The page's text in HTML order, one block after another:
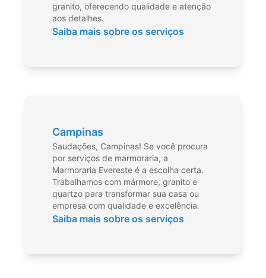
granito, oferecendo qualidade e atenção
aos detalhes.
Saiba mais sobre os serviços
Campinas
Saudações, Campinas! Se você procura
por serviços de marmoraria, a
Marmoraria Evereste é a escolha certa.
Trabalhamos com mármore, granito e
quartzo para transformar sua casa ou
empresa com qualidade e excelência.
Saiba mais sobre os serviços